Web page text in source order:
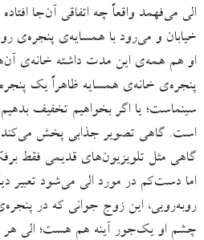
الی می‌فهمد واقعاً چه اتفاقی آن‌جا
خیابان و می‌رود با همسایه‌ی پنجره‌ی
او هم همه‌ی این مدت داشته خانه‌ی آن‌ها
پنجره‌ی خانه‌ی همسایه ظاهراً یک
سینماست؛ یا اگر بخواهیم تخفیف
است. گاهی تصویر جذابی پخش می‌کند
گاهی مثل تلویزیون‌های قدیمی فقط
اما دست‌کم در مورد الی می‌شود تعبیر
روبه‌رویی، این زوج جوانی که در
چشم او یک‌جور آینه هم هست؛ الی هر